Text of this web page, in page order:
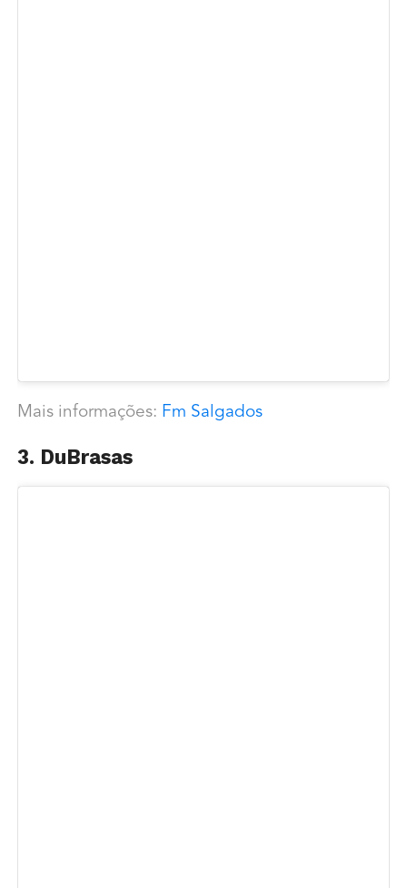
Mais informações: Fm Salgados
3. DuBrasas